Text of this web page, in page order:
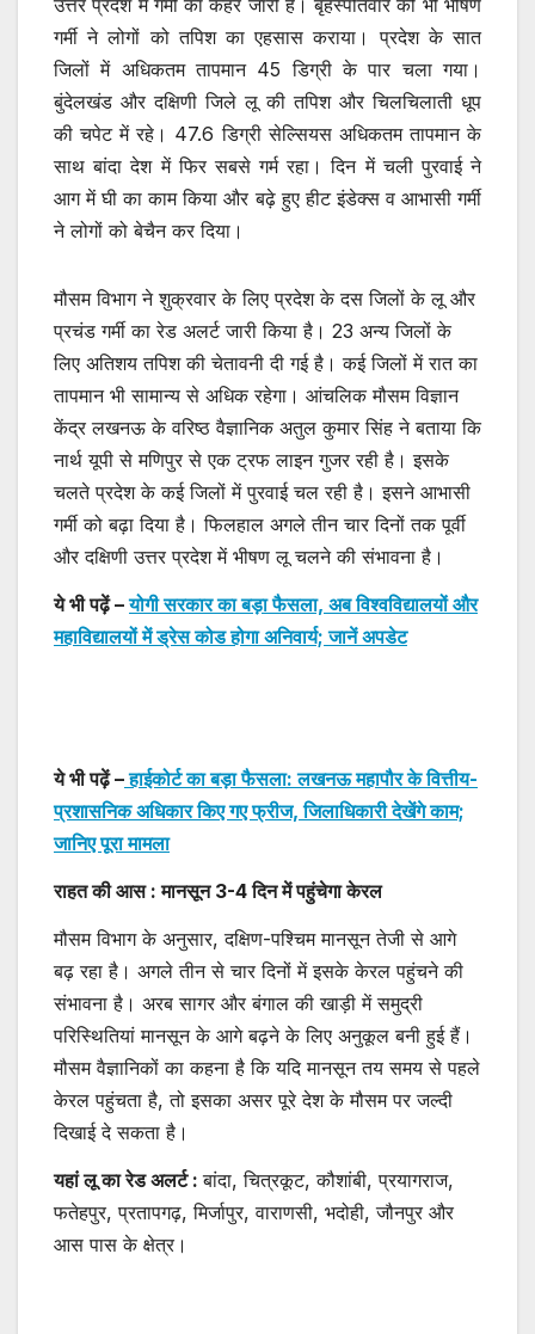
गर्मी ने लोगों को तपिश का एहसास कराया। प्रदेश के सात
जिलों में अधिकतम तापमान 45 डिग्री के पार चला गया।
बुंदेलखंड और दक्षिणी जिले लू की तपिश और चिलचिलाती धूप
की चपेट में रहे। 47.6 डिग्री सेल्सियस अधिकतम तापमान के
साथ बांदा देश में फिर सबसे गर्म रहा। दिन में चली पुरवाई ने
आग में घी का काम किया और बढ़े हुए हीट इंडेक्स व आभासी गर्मी
ने लोगों को बेचैन कर दिया।
मौसम विभाग ने शुक्रवार के लिए प्रदेश के दस जिलों के लू और
प्रचंड गर्मी का रेड अलर्ट जारी किया है। 23 अन्य जिलों के
लिए अतिशय तपिश की चेतावनी दी गई है। कई जिलों में रात का
तापमान भी सामान्य से अधिक रहेगा। आंचलिक मौसम विज्ञान
केंद्र लखनऊ के वरिष्ठ वैज्ञानिक अतुल कुमार सिंह ने बताया कि
नार्थ यूपी से मणिपुर से एक ट्रफ लाइन गुजर रही है। इसके
चलते प्रदेश के कई जिलों में पुरवाई चल रही है। इसने आभासी
गर्मी को बढ़ा दिया है। फिलहाल अगले तीन चार दिनों तक पूर्वी
और दक्षिणी उत्तर प्रदेश में भीषण लू चलने की संभावना है।
ये भी पढ़ें –योगी सरकार का बड़ा फैसला, अब विश्वविद्यालयों और
महाविद्यालयों में ड्रेस कोड होगा अनिवार्य; जानें अपडेट
ये भी पढ़ें –हाईकोर्ट का बड़ा फैसला: लखनऊ महापौर के वित्तीय-
प्रशासनिक अधिकार किए गए फ्रीज, जिलाधिकारी देखेंगे काम;
जानिए पूरा मामला
राहत की आस : मानसून 3-4 दिन में पहुंचेगा केरल
मौसम विभाग के अनुसार, दक्षिण-पश्चिम मानसून तेजी से आगे
बढ़ रहा है। अगले तीन से चार दिनों में इसके केरल पहुंचने की
संभावना है। अरब सागर और बंगाल की खाड़ी में समुद्री
परिस्थितियां मानसून के आगे बढ़ने के लिए अनुकूल बनी हुई हैं।
मौसम वैज्ञानिकों का कहना है कि यदि मानसून तय समय से पहले
केरल पहुंचता है, तो इसका असर पूरे देश के मौसम पर जल्दी
दिखाई दे सकता है।
यहां लू का रेड अलर्ट :बांदा, चित्रकूट, कौशांबी, प्रयागराज,
फतेहपुर, प्रतापगढ़, मिर्जापुर, वाराणसी, भदोही, जौनपुर और
आस पास के क्षेत्र।